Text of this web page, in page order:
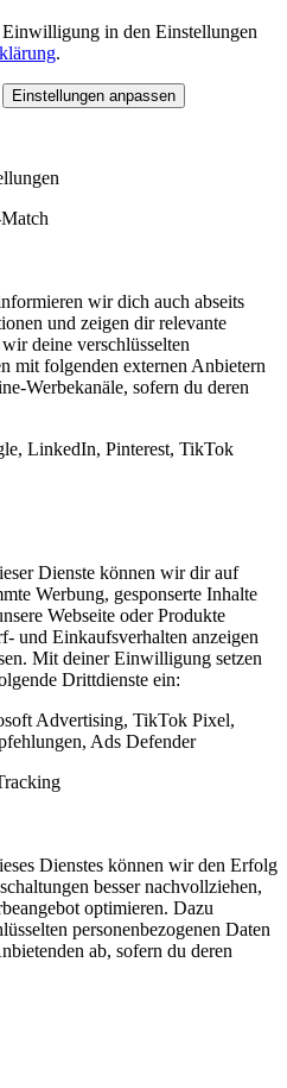
in den Einstellungen
.
Einstellungen anpassen
wir dich auch abseits
und zeigen dir relevante
deine verschlüsselten
mit folgenden externen Anbietern
Werbekanäle, sofern du deren
LinkedIn, Pinterest, TikTok
Dienste können wir dir auf
Werbung, gesponserte Inhalte
Webseite oder Produkte
und Einkaufsverhalten anzeigen
Mit deiner Einwilligung setzen
Drittdienste ein:
Advertising, TikTok Pixel,
Ads Defender
Dienstes können wir den Erfolg
besser nachvollziehen,
optimieren. Dazu
personenbezogenen Daten
ab, sofern du deren